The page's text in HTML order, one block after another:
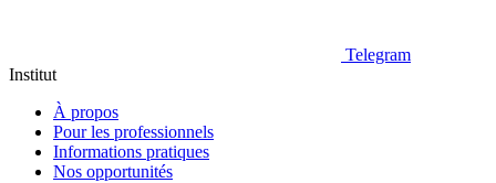
Telegram
Institut
À propos
Pour les professionnels
Informations pratiques
Nos opportunités